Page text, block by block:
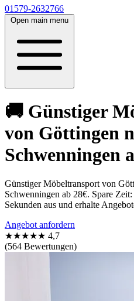
01579-2632766
Open main menu
🚚 Günstiger
von Göttingen
Schwenningen
Günstiger Möbeltransport von
Schwenningen⁠ ab 28€. Spare
Sekunden aus und erhalte
Angebot anfordern
★★★★★ 4,7
(564 Bewertungen)